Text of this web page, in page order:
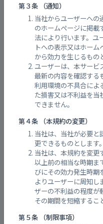
第３条 （通知）
当社からユーザーへの
のホームページに掲載
法により行います。ユ
トへの表示又はホー
から効力を生じるもの
ユーザーは、本サービ
最新の内容を確認する
利用環境の不具合によ
た損害又は不利益を当
できません。
第４条 （本規約の変更）
当社は、当社が必要と
更できるものとします。
当社は、本規約を変更
以上前の相当な時期ま
びにその効力発生時期
よりユーザーに周知し
ザーの不利益の程度が
その期間を短縮するこ
第５条 （制限事項）
雨量実況 焼山(呉